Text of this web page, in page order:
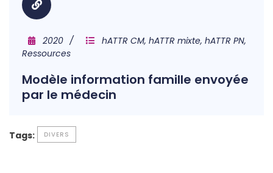
2020
hATTR CM, hATTR mixte, hATTR PN,
Ressources
Modèle information famille envoyée
par le médecin
Tags: DIVERS